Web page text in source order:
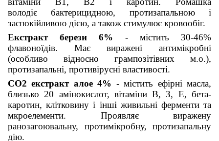
володіє бактерицидною, протизапальною і
заспокійливою дією, а також стимулює кровообіг.
Екстракт берези 6% - містить 30-46%
флавоноїдів. Має виражені антимікробні
(особливо відносно грампозітівних м.о.),
протизапальні, противірусні властивості.
СО2 екстракт алое 4% - містить ефірні масла,
близько 20 амінокислот, вітаміни В, З, Е, бета-
каротин, клітковину і інші живильні ферменти та
мкроелементи. Проявляє виражену
ранозагоювальну, протимікробну, протизапальну
дію.